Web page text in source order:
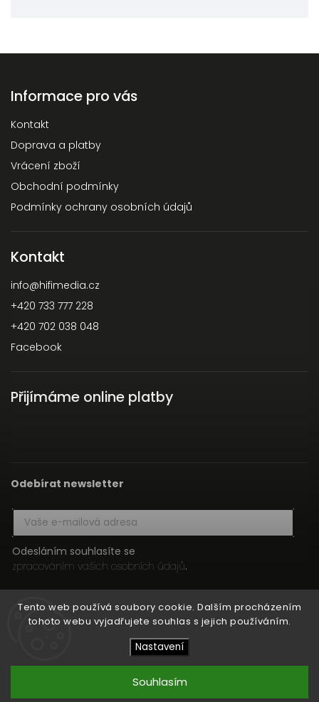
Tento web používá soubory cookie. Dalším procházením
tohoto webu vyjadřujete souhlas s jejich používáním.
Nastavení
Souhlasím
Informace pro vás
Kontakt
Doprava a platby
Vrácení zboží
Obchodní podmínky
Podmínky ochrany osobních údajů
Kontakt
info@hifimedia.cz
+420 733 777 228
+420 702 038 048
Facebook
Přijímáme online platby
Odebírat newsletter
Odesláním souhlasíte se
zpracováním vašich osobních údajů.
HIFI MEDIA. Všechna práva vyhrazena.
Upravit nastavení cookies